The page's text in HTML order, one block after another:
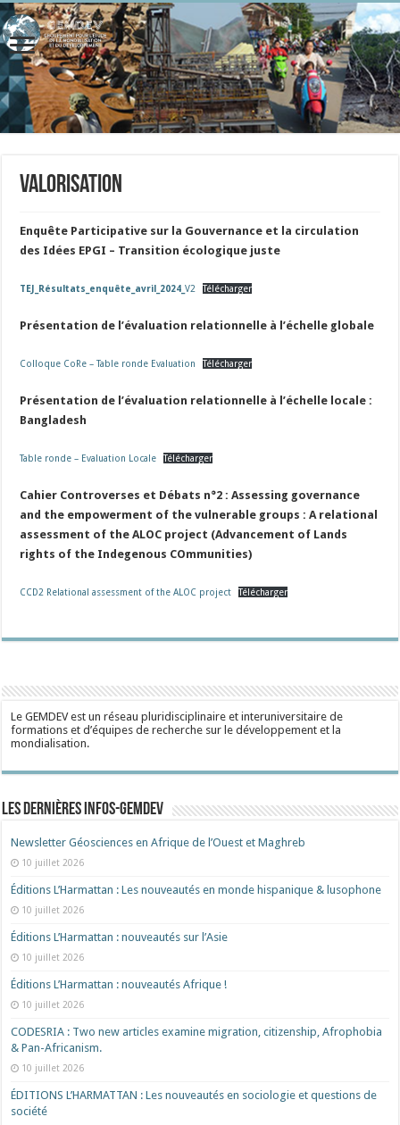
Valorisation
Enquête Participative sur la Gouvernance et la circulation
des Idées EPGI – Transition écologique juste
TEJ_Résultats_enquête_avril_2024_V2 Télécharger
Présentation de l’évaluation relationnelle à l’échelle globale
Colloque CoRe – Table ronde Evaluation Télécharger
Présentation de l’évaluation relationnelle à l’échelle locale :
Bangladesh
Table ronde – Evaluation Locale Télécharger
Cahier Controverses et Débats n°2 : Assessing governance
and the empowerment of the vulnerable groups : A relational
assessment of the ALOC project (Advancement of Lands
rights of the Indegenous COmmunities)
CCD2 Relational assessment of the ALOC project Télécharger
Le GEMDEV est un réseau pluridisciplinaire et interuniversitaire de
formations et d’équipes de recherche sur le développement et la
mondialisation.
Les dernières Infos-Gemdev
Newsletter Géosciences en Afrique de l’Ouest et Maghreb
10 juillet 2026
Éditions L’Harmattan : Les nouveautés en monde hispanique & lusophone
10 juillet 2026
Éditions L’Harmattan : nouveautés sur l’Asie
10 juillet 2026
Éditions L’Harmattan : nouveautés Afrique !​
10 juillet 2026
CODESRIA : Two new articles examine migration, citizenship, Afrophobia
& Pan-Africanism.
10 juillet 2026
ÉDITIONS L’HARMATTAN : Les nouveautés en sociologie et questions de
société